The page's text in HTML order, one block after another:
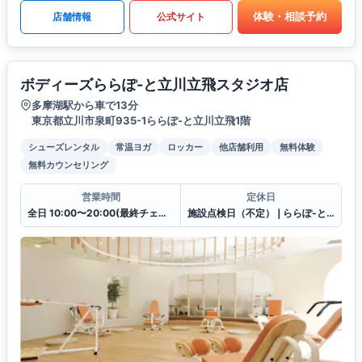
店舗情報 公式サイト 体験・相談予約
ボディーズららぽ-と立川立飛スタジオ店
多摩湖駅から車で13分
東京都立川市泉町935-1ららぽ-と立川立飛1階
シューズレンタル 常温ヨガ ロッカー 他店舗利用
無料体験
無料カウンセリング
営業時間
全日 10:00〜20:00(最終チェックイン19:30)
定休日
施設点検日（不定）❘ららぽ-と立川立飛休館日（連動）